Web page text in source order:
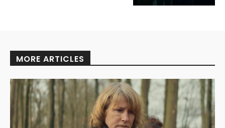
MORE ARTICLES